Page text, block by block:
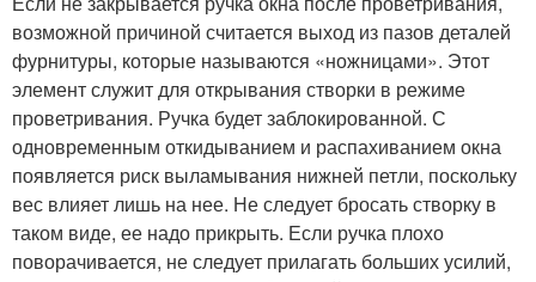
возможной причиной считается выход из пазов деталей
фурнитуры, которые называются «ножницами». Этот
элемент служит для открывания створки в режиме
проветривания. Ручка будет заблокированной. С
одновременным откидыванием и распахиванием окна
появляется риск выламывания нижней петли, поскольку
вес влияет лишь на нее. Не следует бросать створку в
таком виде, ее надо прикрыть. Если ручка плохо
поворачивается, не следует прилагать больших усилий,